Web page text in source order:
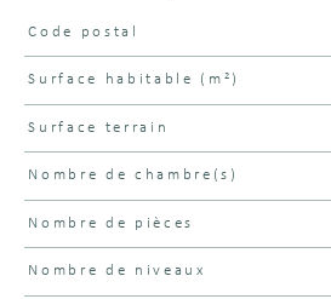
Caractéristiques
Code postal
Surface habitable (m²)
surface terrain
Nombre de chambre(s)
Nombre de pièces
Nombre de niveaux